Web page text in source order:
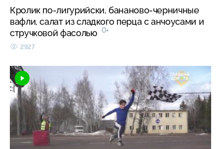
Кролик по-лигурийски, бананово-черничные
вафли, салат из сладкого перца с анчоусами и
стручковой фасолью 0+
2927